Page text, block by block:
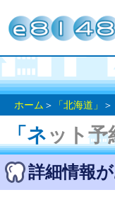
ホーム ＞ 「北海道」 ＞
「ネッ
詳細情報